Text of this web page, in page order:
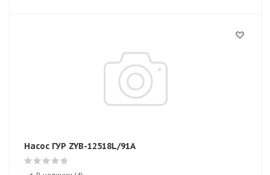
Насос ГУР ZYB-12518L/91A